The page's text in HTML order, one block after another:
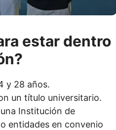
estar dentro
y 28 años.
un título universitario.
Institución de
entidades en convenio